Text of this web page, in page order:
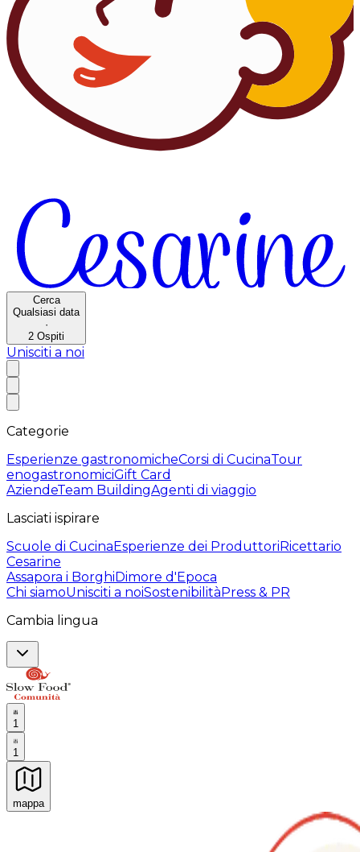
Cerca
Qualsiasi data
·
2 Ospiti
Unisciti a noi
Categorie
Esperienze gastronomicheCorsi di CucinaTour
enogastronomiciGift Card
AziendeTeam BuildingAgenti di viaggio
Lasciati ispirare
Scuole di CucinaEsperienze dei ProduttoriRicettario
Cesarine
Assapora i BorghiDimore d'Epoca
Chi siamoUnisciti a noiSostenibilitàPress & PR
Cambia lingua
1
1
mappa
Esperienze culinarie indimenticabili: Esperienze